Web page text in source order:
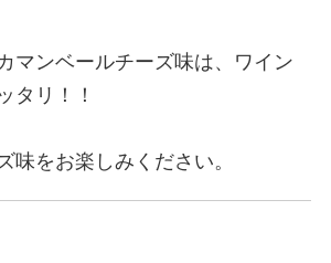
マンベールチーズ味は、ワイン
タリ！！
味をお楽しみください。